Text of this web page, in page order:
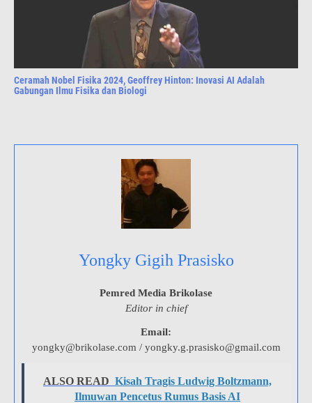
Ceramah Nobel Fisika 2024, Geoffrey Hinton: Inovasi AI Adalah
Gabungan Ilmu Fisika dan Biologi
Yongky Gigih Prasisko
Pemred Media Brikolase
Editor in chief
Email:
yongky@brikolase.com / yongky.g.prasisko@gmail.com
ALSO READ Kisah Tragis Ludwig Boltzmann,
Ilmuwan Pencetus Rumus Basis AI